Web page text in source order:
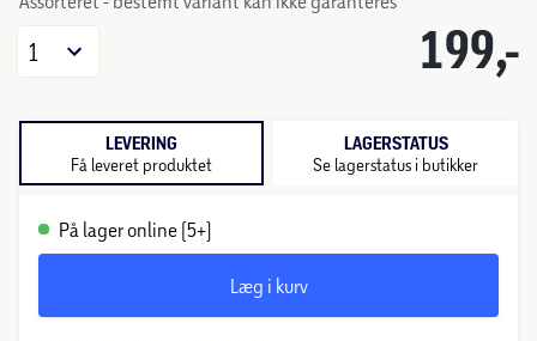
199,-
1
LEVERING
Få leveret produktet
LAGERSTATUS
Se lagerstatus i butikker
På lager online (5+)
Læg i kurv